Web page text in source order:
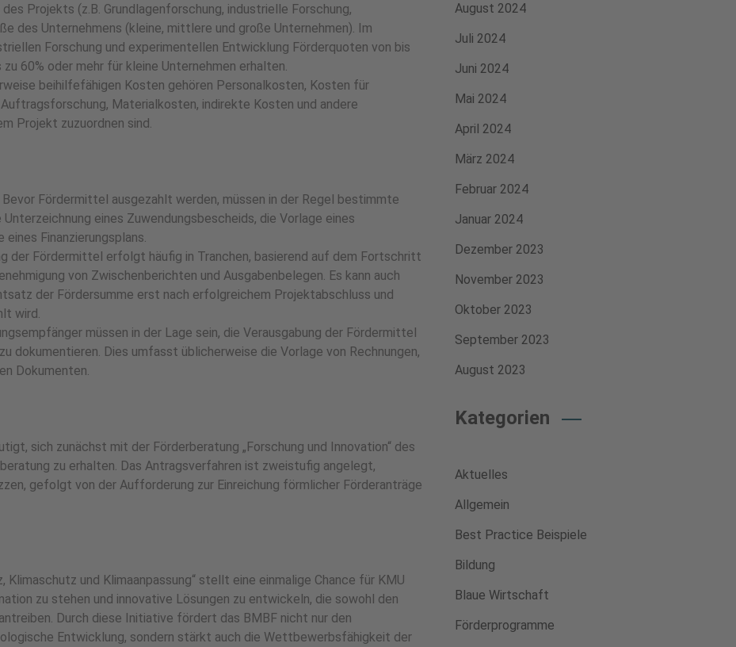
Projekts (z.B. Grundlagenforschung, industrielle Forschung,
des Unternehmens (kleine, mittlere und große Unternehmen). Im
Forschung und experimentellen Entwicklung Förderquoten von bis
60% oder mehr für kleine Unternehmen erhalten.
beihilfefähigen Kosten gehören Personalkosten, Kosten für
Materialkosten, indirekte Kosten und andere
Projekt zuzuordnen sind.
Bevor Fördermittel ausgezahlt werden, müssen in der Regel bestimmte
eines Zuwendungsbescheids, die Vorlage eines
Finanzierungsplans.
der Fördermittel erfolgt häufig in Tranchen, basierend auf dem Fortschritt
von Zwischenberichten und Ausgabenbelegen. Es kann auch
der Fördersumme erst nach erfolgreichem Projektabschluss und
wird.
müssen in der Lage sein, die Verausgabung der Fördermittel
dokumentieren. Dies umfasst üblicherweise die Vorlage von Rechnungen,
Dokumenten.
sich zunächst mit der Förderberatung „Forschung und Innovation“ des
zu erhalten. Das Antragsverfahren ist zweistufig angelegt,
gefolgt von der Aufforderung zur Einreichung förmlicher Förderanträge
Klimaschutz und Klimaanpassung“ stellt eine einmalige Chance für KMU
zu stehen und innovative Lösungen zu entwickeln, die sowohl den
Durch diese Initiative fördert das BMBF nicht nur den
Entwicklung, sondern stärkt auch die Wettbewerbsfähigkeit der
August 2024
Juli 2024
Juni 2024
Mai 2024
April 2024
März 2024
Februar 2024
Januar 2024
Dezember 2023
November 2023
Oktober 2023
September 2023
August 2023
Kategorien
Aktuelles
Allgemein
Best Practice Beispiele
Bildung
Blaue Wirtschaft
Förderprogramme